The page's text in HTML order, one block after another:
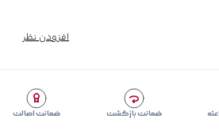
افزودن نظر
ضمانت بازگشت ضمانت اصالت